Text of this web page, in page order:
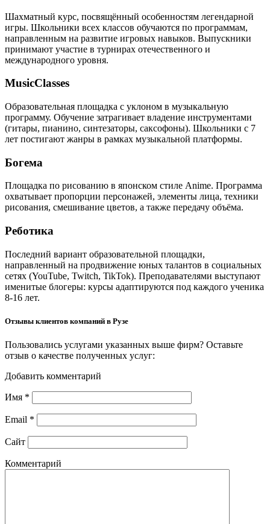
Шахматный курс, посвящённый особенностям легендарной
игры. Школьники всех классов обучаются по программам,
направленным на развитие игровых навыков. Выпускники
принимают участие в турнирах отечественного и
международного уровня.
MusicClasses
Образовательная площадка с уклоном в музыкальную
программу. Обучение затрагивает владение инструментами
(гитары, пианино, синтезаторы, саксофоны). Школьники с 7
лет постигают жанры в рамках музыкальной платформы.
Богема
Площадка по рисованию в японском стиле Anime. Программа
охватывает пропорции персонажей, элементы лица, техники
рисования, смешивание цветов, а также передачу объёма.
Реботика
Последний вариант образовательной площадки,
направленный на продвижение юных талантов в социальных
сетях (YouTube, Twitch, TikTok). Преподавателями выступают
именитые блогеры: курсы адаптируются под каждого ученика
8-16 лет.
Отзывы клиентов компаний в Рузе
Пользовались услугами указанных выше фирм? Оставьте
отзыв о качестве полученных услуг:
Добавить комментарий
Имя *
Email *
Сайт
Комментарий